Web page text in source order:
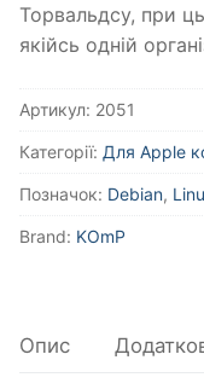
Торвальдсу, при
якійсь одній
Артикул: 2051
Категорії: Для Apple
Позначок: Debian,
Brand: KOmP
Опис